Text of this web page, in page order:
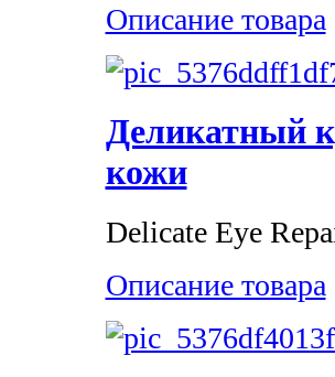
Описание товара
Деликатный
кожи
Delicate Eye
Описание товара